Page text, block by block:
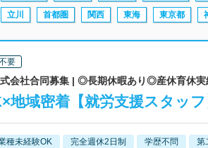
立川 首都圏 関西 東海 東京都
要
会社合同募集 | ◎長期休暇あり◎産休育休
地域密着【就労支援スタッ
種未経験OK 完全週休2日制 学歴不問 第